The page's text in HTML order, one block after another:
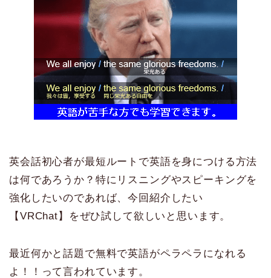
英会話初心者が最短ルートで英語を身につける方法
は何であろうか？特にリスニングやスピーキングを
強化したいのであれば、今回紹介したい
【VRChat】をぜひ試して欲しいと思います。
最近何かと話題で無料で英語がペラペラになれる
よ！！って言われています。